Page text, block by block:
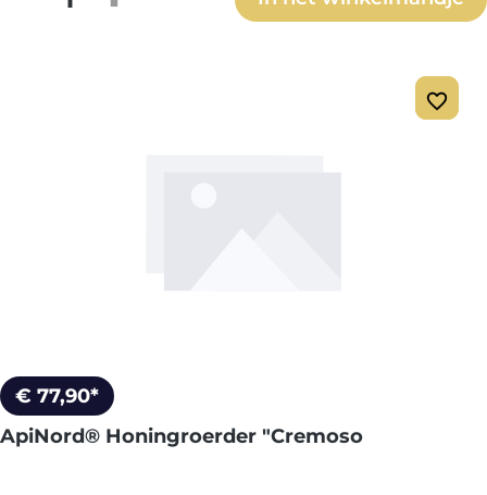
€ 77,90*
ApiNord® Honingroerder "Cremoso